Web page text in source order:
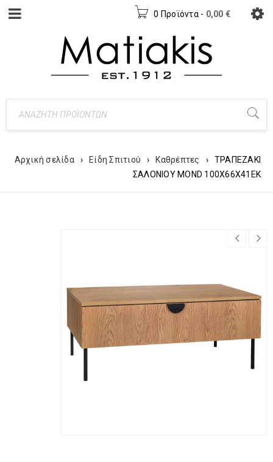
0 Προϊόντα - 0,00 €
Αρχική σελίδα › Είδη Σπιτιού › Καθρέπτες ›
ΤΡΑΠΕΖΑΚΙ
ΣΑΛΟΝΙΟΥ MOND 100Χ66Χ41ΕΚ